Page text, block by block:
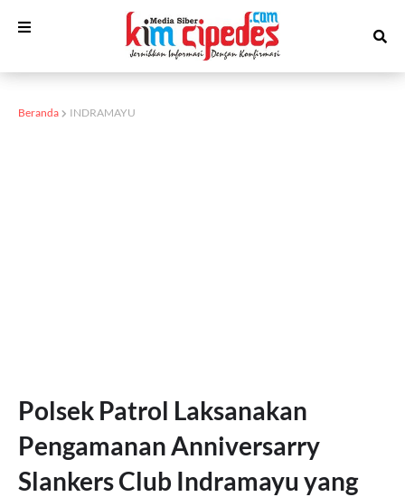
Beranda INDRAMAYU
Polsek Patrol Laksanakan
Pengamanan Anniversarry
Slankers Club Indramayu yang